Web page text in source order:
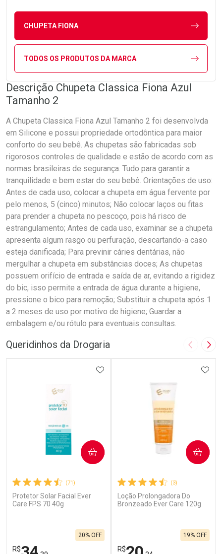
CHUPETA FIONA
TODOS OS PRODUTOS DA MARCA
Descrição Chupeta Classica Fiona Azul
Tamanho 2
A Chupeta Classica Fiona Azul Tamanho 2 foi desenvolvda
em Silicone e possui propriedade ortodôntica para maior
conforto do seu bebê. As chupetas são fabricadas sob
rigorosos controles de qualidade e estão de acordo com as
normas brasileiras de segurança. Tudo para garantir a
tranquilidade e bem estar do seu bebê. Orientações de uso:
Antes de cada uso, colocar a chupeta em água fervente por
pelo menos, 5 (cinco) minutos; Não colocar laços ou fitas
para prender a chupeta no pescoço, pois há risco de
estrangulamento; Antes de cada uso, examinar se a chupeta
apresenta algum rasgo ou perfuração, descartando-a caso
esteja danificada; Para previnir cáries dentárias, não
mergulhar a chupeta em substâncias doces; As chupetas
possuem orifício de entrada e saída de ar, evitando a rigidez
do bic, isso permite a entrada de água durante a higiene,
pressione o bico para remoção; Substituir a chupeta após 1
a 2 meses de uso por motivo de higiene; Guardar a
embalagem e/ou rótulo para eventuais consultas.
Queridinhos da Drogaria Imagem
(71)
Protetor Solar Facial Ever
Care FPS 70 40g
R$
20% OFF
ADICIONAR AOS FAVORITOS
COMPRAR
(3)
Loção Prolongadora Do
Bronzeado Ever Care 120g
R$
19% OFF
COMPRAR